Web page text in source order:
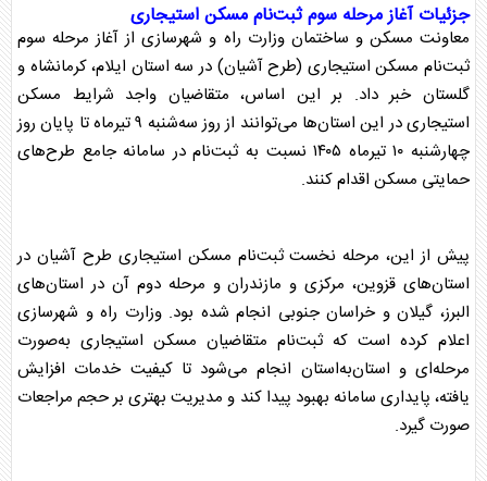
جزئیات آغاز مرحله سوم ثبت‌ناممسکن استیجاری
معاونت مسکن و ساختمان وزارت راه و شهرسازی از آغاز مرحله سوم
ثبت‌نام مسکن استیجاری (طرح آشیان) در سه استان ایلام، کرمانشاه و
گلستان خبر داد. بر این اساس، متقاضیان واجد شرایط مسکن
استیجاری
در این استان‌ها می‌توانند از روز سه‌شنبه ۹ تیرماه تا پایان روز
چهارشنبه ۱۰ تیرماه ۱۴۰۵ نسبت به ثبت‌نام در سامانه جامع طرح‌های
حمایتی مسکن اقدام کنند.
پیش از این، مرحله نخست ثبت‌نام مسکن استیجاری طرح آشیان در
استان‌های قزوین، مرکزی و مازندران و مرحله دوم آن در استان‌های
البرز، گیلان و خراسان جنوبی انجام شده بود. وزارت راه و شهرسازی
اعلام کرده است که ثبت‌نام متقاضیان مسکن استیجاری به‌صورت
مرحله‌ای و استان‌به‌استان انجام می‌شود تا کیفیت خدمات افزایش
یافته، پایداری سامانه بهبود پیدا کند و مدیریت بهتری بر حجم مراجعات
صورت گیرد.